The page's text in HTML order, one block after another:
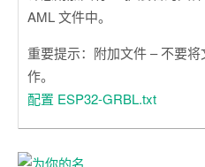
AML 文件中。
重要提示：附加文件 – 不要
作。
配置 ESP32-GRBL.txt